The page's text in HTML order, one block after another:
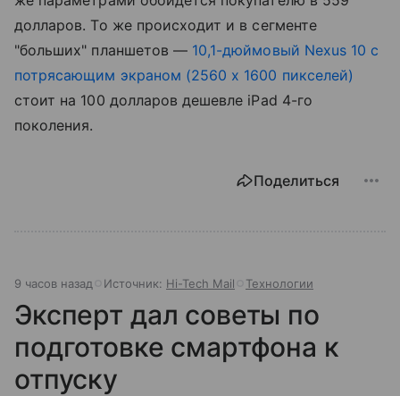
долларов. То же происходит и в сегменте
"больших" планшетов — 10,1-дюймовый Nexus 10 с
потрясающим экраном (2560 х 1600 пикселей)
стоит на 100 долларов дешевле iPad 4-го
поколения.
Поделиться
9 часов назад Источник: Hi-Tech Mail Технологии
Эксперт дал советы по
подготовке смартфона к
отпуску